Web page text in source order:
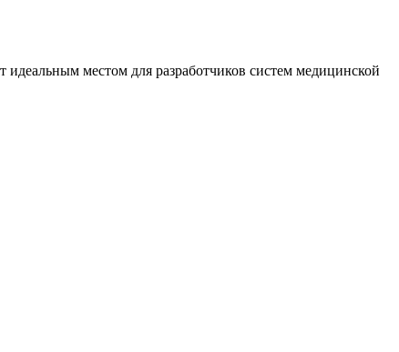
местом для разработчиков систем медицинской